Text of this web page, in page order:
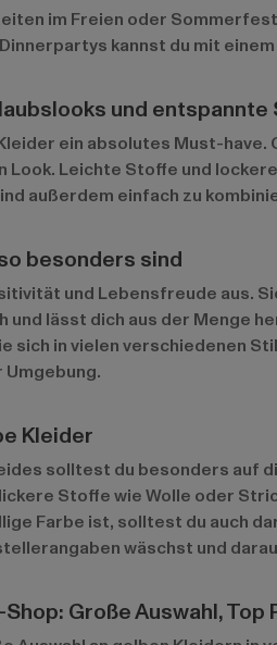
im Freien oder
kannst du mit
und
ein absolutes Must-
Look. Leichte Stoffe und
außerdem einfach zu
besonders sind
und Lebensfreude aus.
und lässt dich aus der Menge
sich in vielen verschiedenen
Umgebung.
Kleider
solltest du besonders auf
Stoffe wie Wolle oder
Farbe ist, solltest du auch
wäschst und
Große Auswahl, Top